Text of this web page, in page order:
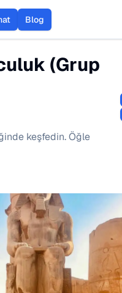
Blog
(Grup
keşfedin. Öğle